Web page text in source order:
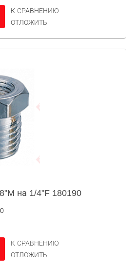
К СРАВНЕНИЮ
ОТЛОЖИТЬ
на 1/4"F 180190
К СРАВНЕНИЮ
ОТЛОЖИТЬ